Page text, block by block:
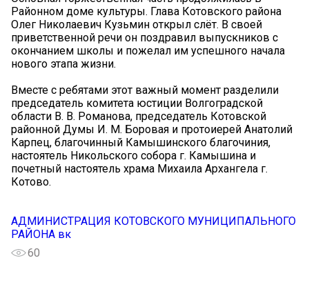
Районном доме культуры. Глава Котовского района
Олег Николаевич Кузьмин открыл слёт. В своей
приветственной речи он поздравил выпускников с
окончанием школы и пожелал им успешного начала
нового этапа жизни.
Вместе с ребятами этот важный момент разделили
председатель комитета юстиции Волгоградской
области В. В. Романова, председатель Котовской
районной Думы И. М. Боровая и протоиерей Анатолий
Карпец, благочинный Камышинского благочиния,
настоятель Никольского собора г. Камышина и
почетный настоятель храма Михаила Архангела г.
Котово.
АДМИНИСТРАЦИЯ КОТОВСКОГО МУНИЦИПАЛЬНОГО
РАЙОНА вк
60